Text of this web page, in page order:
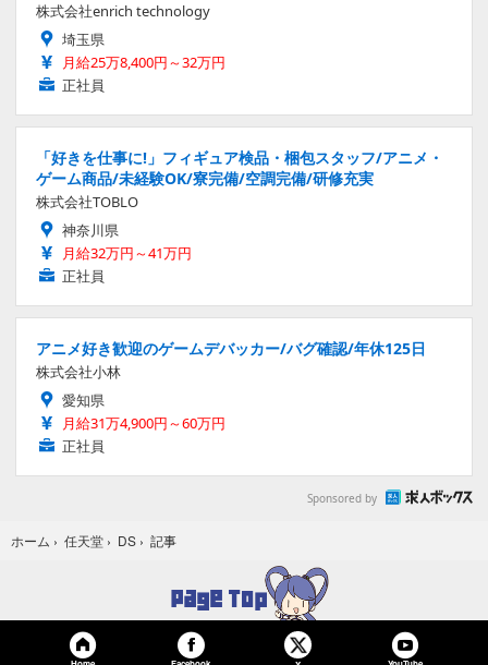
株式会社enrich technology
埼玉県
月給25万8,400円～32万円
正社員
「好きを仕事に!」フィギュア検品・梱包スタッフ/アニメ・
ゲーム商品/未経験OK/寮完備/空調完備/研修充実
株式会社TOBLO
神奈川県
月給32万円～41万円
正社員
アニメ好き歓迎のゲームデバッカー/バグ確認/年休125日
株式会社小林
愛知県
月給31万4,900円～60万円
正社員
Sponsored by
ホーム › 任天堂 › DS › 記事